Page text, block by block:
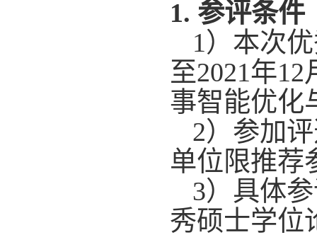
1. 参评条件
1）本次
至2021年12
事智能优化
2）参加
单位限推荐
3）具体
秀硕士学位